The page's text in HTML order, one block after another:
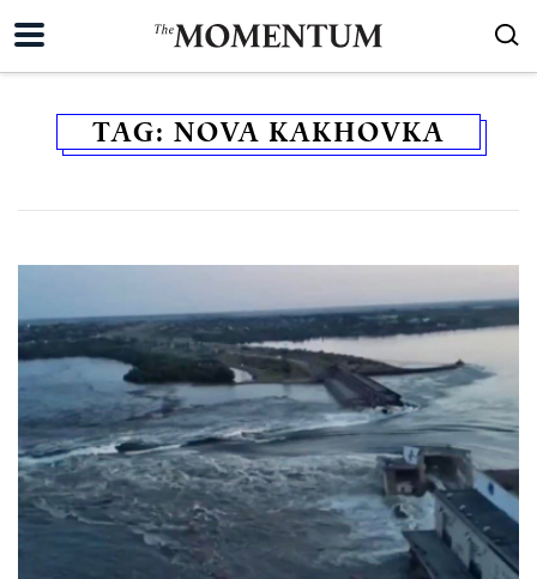
TAG: NOVA KAKHOVKA